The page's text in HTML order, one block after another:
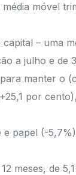
móvel
– uma
a julho e de
manter o
por
papel (-
meses, de